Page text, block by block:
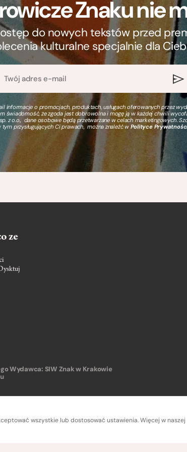
Znaku nie
do nowych tekstów przed
kulturalne specjalnie dla
informacje o promocjach, produktach, usługach oferowanych przez
świadomość, że zgoda jest dobrowolna i mogę ją w każdej chwili
z o.o., dane osobowe będą przetwarzane w celach marketingowych.
tym przysługujących Ci prawach, można znaleźć wPolityce
ze
Wydawca: SIW Znak w Krakowie
wszystkie lub dostosować ustawienia. Więcej w naszej